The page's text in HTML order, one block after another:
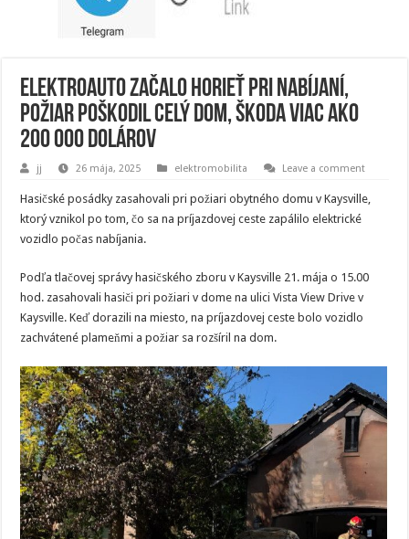
Elektroauto začalo horieť pri nabíjaní,
požiar poškodil celý dom, škoda viac ako
200 000 dolárov
jj 26 mája, 2025 elektromobilita Leave a comment
Hasičské posádky zasahovali pri požiari obytného domu v Kaysville,
ktorý vznikol po tom, čo sa na príjazdovej ceste zapálilo elektrické
vozidlo počas nabíjania.
Podľa tlačovej správy hasičského zboru v Kaysville 21. mája o 15.00
hod. zasahovali hasiči pri požiari v dome na ulici Vista View Drive v
Kaysville. Keď dorazili na miesto, na príjazdovej ceste bolo vozidlo
zachvátené plameňmi a požiar sa rozšíril na dom.